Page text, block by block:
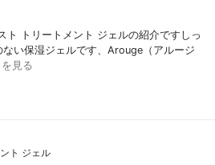
ト トリートメント ジェルの紹介ですしっ
い保湿ジェルです、Arouge（アルージ
見る
ト ジェル